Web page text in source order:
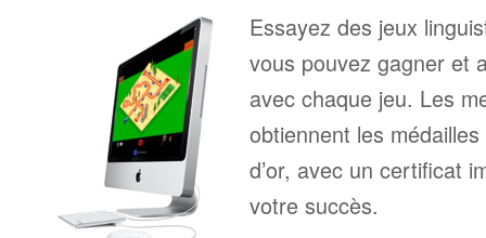
Essayez des jeux
vous pouvez gagner et
avec chaque jeu. Les
obtiennent les
d’or, avec un certificat
votre succès.